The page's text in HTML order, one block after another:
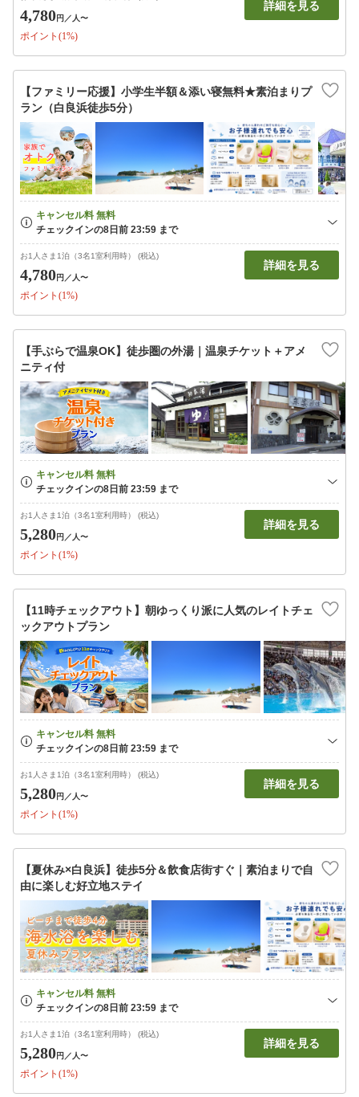
4,780円 ／人〜
ポイント(1%)
詳細を見る
【ファミリー応援】小学生半額＆添い寝無料★素泊まりプ
ラン（白良浜徒歩5分）
お1人さま1泊（3名1室利用時） (税込)
4,780円 ／人〜
ポイント(1%)
詳細を見る
【手ぶらで温泉OK】徒歩圏の外湯｜温泉チケット＋アメ
ニティ付
お1人さま1泊（3名1室利用時） (税込)
5,280円 ／人〜
ポイント(1%)
詳細を見る
【11時チェックアウト】朝ゆっくり派に人気のレイトチェ
ックアウトプラン
お1人さま1泊（3名1室利用時） (税込)
5,280円 ／人〜
ポイント(1%)
詳細を見る
【夏休み×白良浜】徒歩5分＆飲食店街すぐ｜素泊まりで自
由に楽しむ好立地ステイ
お1人さま1泊（3名1室利用時） (税込)
5,280円 ／人〜
ポイント(1%)
詳細を見る